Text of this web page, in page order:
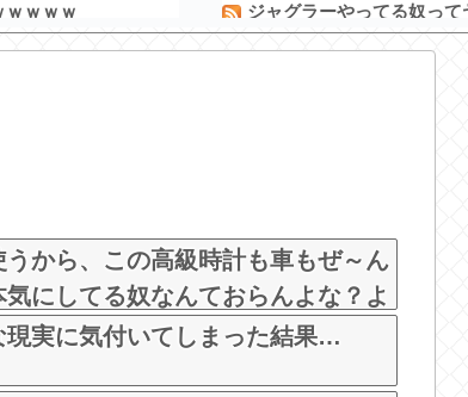
ｗｗｗｗ
ロールで25...
ジャグラーやってる奴っ
なんでみんなそんなに共
うから、この高級時計も車もぜ～ん
にしてる奴なんておらんよな？よ
現実に気付いてしまった結果…